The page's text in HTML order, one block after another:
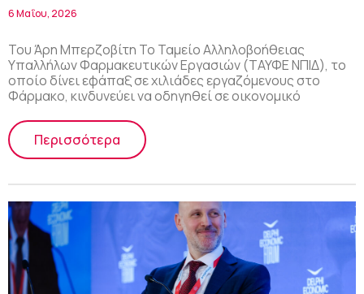
ασφάλιση των εργαζομένων στο
6 Μαΐου, 2026
Του Άρη Μπερζοβίτη Το Ταμείο Αλληλοβοήθειας
Υπαλλήλων Φαρμακευτικών Εργασιών (ΤΑΥΦΕ ΝΠΙΔ), το
οποίο δίνει εφάπαξ σε χιλιάδες εργαζόμενους στο
Φάρμακο, κινδυνεύει να οδηγηθεί σε οικονομικό
Περισσότερα